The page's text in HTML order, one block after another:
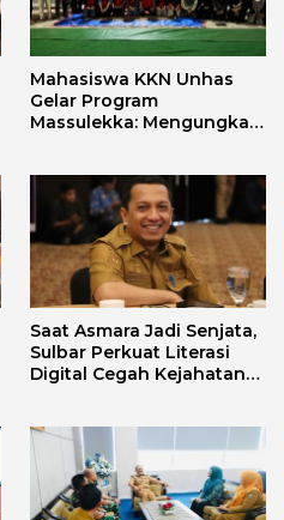
Mahasiswa KKN Unhas
Gelar Program
Massulekka: Mengungkap
Saat Asmara Jadi Senjata,
Sulbar Perkuat Literasi
Digital Cegah Kejahatan